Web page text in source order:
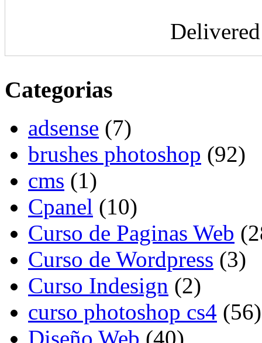
Categorias
adsense (7)
brushes photoshop (92)
cms (1)
Cpanel (10)
Curso de Paginas Web
Curso de Wordpress (3)
Curso Indesign (2)
curso photoshop cs4 (56)